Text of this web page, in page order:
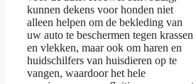
kunnen dekens voor honden niet
alleen helpen om de bekleding van
uw auto te beschermen tegen krassen
en vlekken, maar ook om haren en
huidschilfers van huisdieren op te
vangen, waardoor het hele